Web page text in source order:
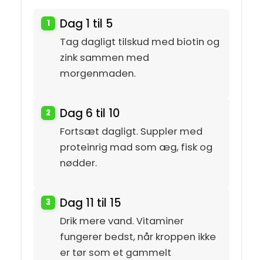
Dag 1 til 5
Tag dagligt tilskud med biotin og
zink sammen med
morgenmaden.
Dag 6 til 10
Fortsæt dagligt. Suppler med
proteinrig mad som æg, fisk og
nødder.
Dag 11 til 15
Drik mere vand. Vitaminer
fungerer bedst, når kroppen ikke
er tør som et gammelt